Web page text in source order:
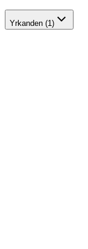
Yrkanden (1)